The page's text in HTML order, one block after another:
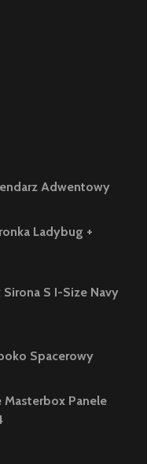
Adwentowy
Ladybug +
S I-Size Navy
Spacerowy
Panele